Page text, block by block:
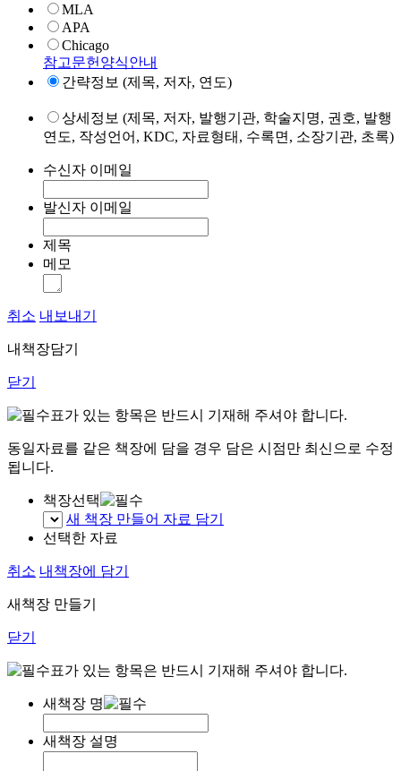
MLA
APA
Chicago
참고문헌양식안내
간략정보 (제목, 저자, 연도)
상세정보 (제목, 저자, 발행기관, 학술지명, 권호, 발행
연도, 작성언어, KDC, 자료형태, 수록면, 소장기관, 초록)
수신자 이메일
발신자 이메일
제목
메모
취소 내보내기
내책장담기
닫기
표가 있는 항목은 반드시 기재해 주셔야 합니다.
동일자료를 같은 책장에 담을 경우 담은 시점만 최신으로 수정
됩니다.
책장선택
새 책장 만들어 자료 담기
선택한 자료
취소 내책장에 담기
새책장 만들기
닫기
표가 있는 항목은 반드시 기재해 주셔야 합니다.
새책장 명
새책장 설명